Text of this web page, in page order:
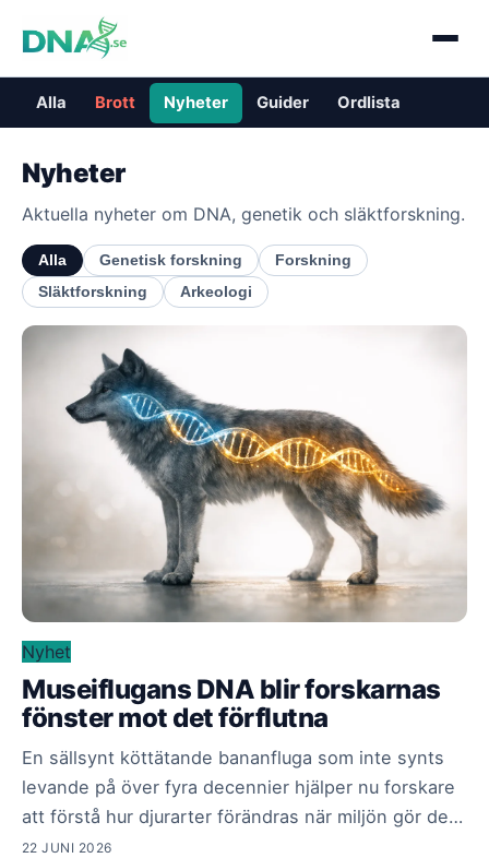
Alla Brott Nyheter Guider Ordlista
Nyheter
Aktuella nyheter om DNA, genetik och släktforskning.
Alla Genetisk forskning
Forskning
Släktforskning
Arkeologi
Nyhet
Museiflugans DNA blir forskarnas
fönster mot det förflutna
En sällsynt köttätande bananfluga som inte synts
levande på över fyra decennier hjälper nu forskare
att förstå hur djurarter förändras när miljön gör det.
Nyckeln finns i arvsmassan från ett gammalt
22 JUNI 2026